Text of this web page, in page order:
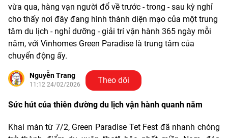
vừa qua, hàng vạn người đổ về trước - trong - sau kỳ nghỉ
cho thấy nơi đây đang hình thành diện mạo của một trung
tâm du lịch - nghỉ dưỡng - giải trí vận hành 365 ngày mỗi
năm, với Vinhomes Green Paradise là trung tâm của
chuyển động ấy.
Nguyễn Trang
11:12 24/02/2026 Theo dõi
Sức hút của thiên đường du lịch vận hành quanh năm
Khai màn từ 7/2, Green Paradise Tet Fest đã nhanh chóng